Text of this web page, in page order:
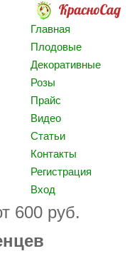
Главная
Плодовые
Декоративные
Розы
Прайс
Видео
Статьи
Контакты
Регистрация
Вход
600 руб.